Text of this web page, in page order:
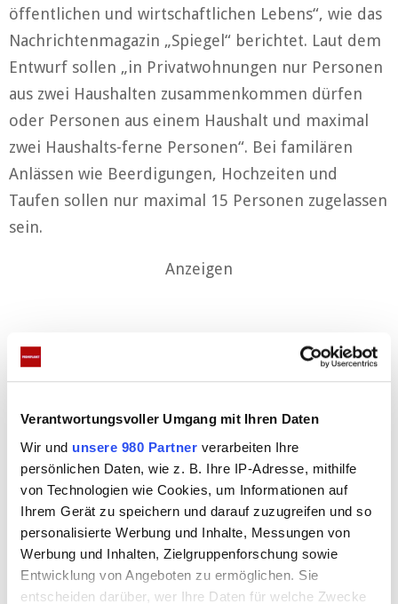
Verantwortungsvoller Umgang mit Ihren Daten
Wir und unsere 980 Partner verarbeiten Ihre
persönlichen Daten, wie z. B. Ihre IP-Adresse, mithilfe
von Technologien wie Cookies, um Informationen auf
Ihrem Gerät zu speichern und darauf zuzugreifen und so
personalisierte Werbung und Inhalte, Messungen von
Werbung und Inhalten, Zielgruppenforschung sowie
Entwicklung von Angeboten zu ermöglichen. Sie
entscheiden darüber, wer Ihre Daten für welche Zwecke
öffentlichen und wirtschaftlichen Lebens“, wie das
Nachrichtenmagazin „Spiegel“ berichtet. Laut dem
Entwurf sollen „in Privatwohnungen nur Personen
aus zwei Haushalten zusammenkommen dürfen
oder Personen aus einem Haushalt und maximal
zwei Haushalts-ferne Personen“. Bei familären
Anlässen wie Beerdigungen, Hochzeiten und
Taufen sollen nur maximal 15 Personen zugelassen
sein.
Anzeigen
Markus Söder plädiert für harte
Regeln
Und auch Bayerns Ministerpräsident Markus Söder
plädiert für harte Maßnahmen. „Der größte